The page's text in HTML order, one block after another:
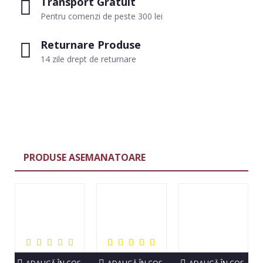
Pentru comenzi de peste 300 lei
Returnare Produse
14 zile drept de returnare
PRODUSE ASEMANATOARE